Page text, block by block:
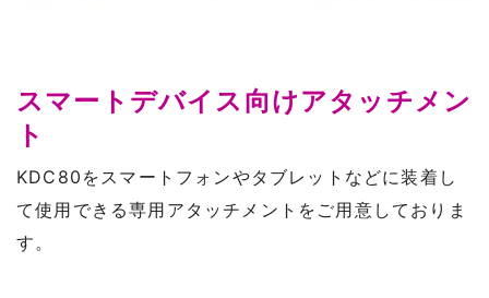
スマートデバイス向けアタッチメン
ト
KDC80をスマートフォンやタブレットなどに装着し
て使用できる専用アタッチメントをご用意しておりま
す。